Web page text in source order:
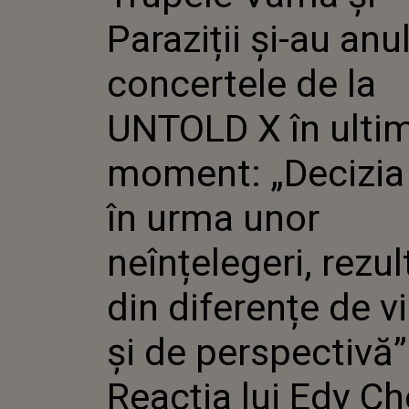
DE LA
ULTIMUL
UNOR
ȘI DE
REACȚIA
CHEREJI,
Paraziții și-au
concertele de la
UNTOLD X în
moment:
în urma unor
neînțelegeri,
din diferențe de
și de
Reacția lui Edy